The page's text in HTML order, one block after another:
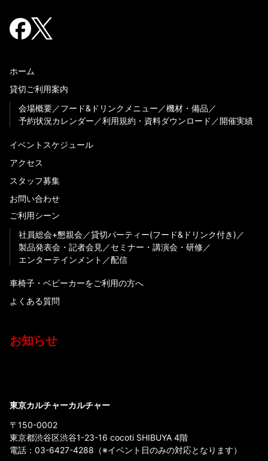
ホーム
貸切ご利用案内
会場概要
フード&ドリンクメニュー
機材・備品
予約状況カレンダー
利用規約・資料ダウンロード 開催実績
イベントスケジュール
アクセス
スタッフ募集
お問い合わせ
ご利用シーン
社員総会+懇親会
貸切パーティー(フード&ドリンク付き)
製品発表会・記者会見
セミナー・講演会・研修
エンターテインメント
配信
車椅子・ベビーカーをご利用の方へ
よくある質問
お知らせ
東京カルチャーカルチャー
〒150-0002
東京都渋谷区渋谷1-23-16 cocoti SHIBUYA 4階
電話： 03-6427-4288 （※イベント日のみの対応となります）